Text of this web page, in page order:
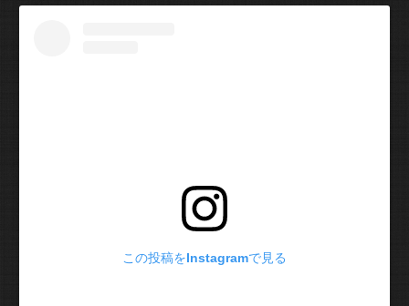
この投稿をInstagramで見る